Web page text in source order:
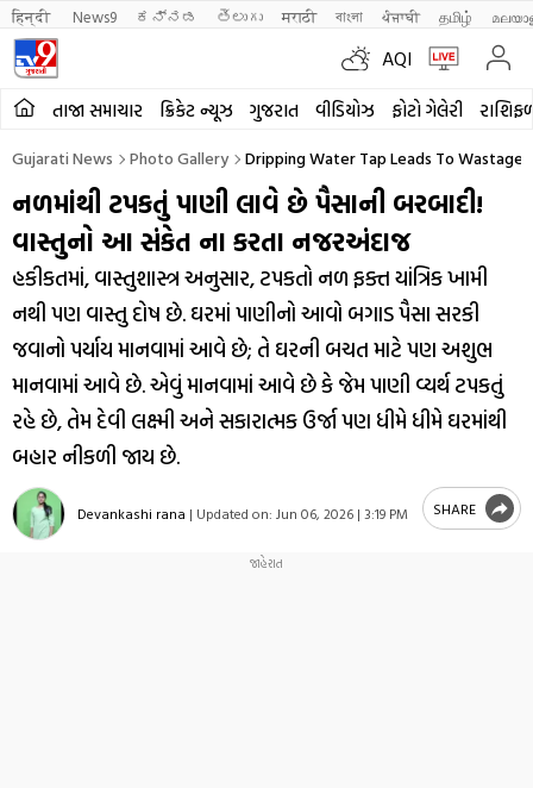
हिन्दी News9 ಕನ್ನಡ తెలుగు मराठी বাংলা ਪੰਜਾਬੀ தமிழ்
AQI
તાજા સમાચાર ક્રિકેટ ન્યૂઝ ગુજરાત વીડિયોઝ ફોટો ગેલેરી
Gujarati News Photo Gallery Dripping Water Tap Leads To Wastage
નળમાંથી ટપકતું પાણી લાવે છે પૈસાની બરબાદી!
વાસ્તુનો આ સંકેત ના કરતા નજરઅંદાજ
હકીકતમાં, વાસ્તુશાસ્ત્ર અનુસાર, ટપકતો નળ ફક્ત યાંત્રિક ખામી
નથી પણ વાસ્તુ દોષ છે. ઘરમાં પાણીનો આવો બગાડ પૈસા સરકી
જવાનો પર્યાય માનવામાં આવે છે; તે ઘરની બચત માટે પણ અશુભ
માનવામાં આવે છે. એવું માનવામાં આવે છે કે જેમ પાણી વ્યર્થ ટપકતું
રહે છે, તેમ દેવી લક્ષ્મી અને સકારાત્મક ઉર્જા પણ ધીમે ધીમે ઘરમાંથી
બહાર નીકળી જાય છે.
Devankashi rana | Updated on: Jun 06, 2026 | 3:19 PM SHARE